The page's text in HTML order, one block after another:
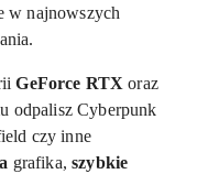
w najnowszych
GeForce RTX oraz
odpalisz Cyberpunk
czy inne
grafika,szybkie